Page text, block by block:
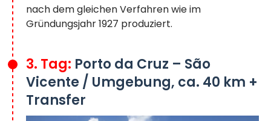
nach dem gleichen Verfahren wie im
Gründungsjahr 1927 produziert.
3. Tag: Porto da Cruz – São
Vicente / Umgebung, ca. 40 km +
Transfer